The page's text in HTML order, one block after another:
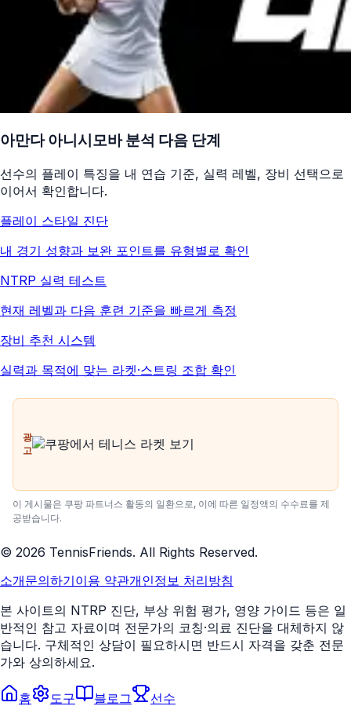
아만다 아니시모바분석 다음 단계
선수의 플레이 특징을 내 연습 기준, 실력 레벨, 장비 선택으로
이어서 확인합니다.
플레이 스타일 진단
내 경기 성향과 보완 포인트를 유형별로 확인
NTRP 실력 테스트
현재 레벨과 다음 훈련 기준을 빠르게 측정
장비 추천 시스템
실력과 목적에 맞는 라켓·스트링 조합 확인
광
고
이 게시물은 쿠팡 파트너스 활동의 일환으로, 이에 따른 일정액의 수수료를 제
공받습니다.
© 2026 TennisFriends. All Rights Reserved.
소개문의하기이용 약관개인정보 처리방침
본 사이트의 NTRP 진단, 부상 위험 평가, 영양 가이드 등은 일
반적인 참고 자료이며 전문가의 코칭·의료 진단을 대체하지 않
습니다. 구체적인 상담이 필요하시면 반드시 자격을 갖춘 전문
가와 상의하세요.
홈 도구 블로그 선수